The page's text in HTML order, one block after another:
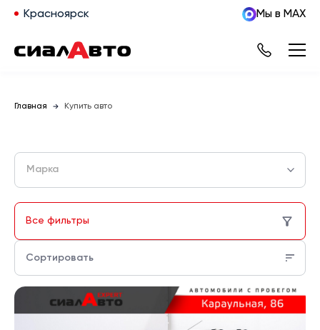
Красноярск Мы в MAX
Главная Купить авто
Марка
Все фильтры
Сортировать